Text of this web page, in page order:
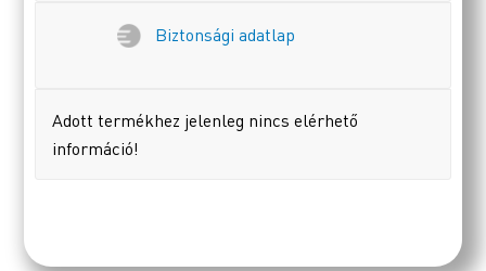
Biztonsági adatlap
Adott termékhez jelenleg nincs elérhető
információ!